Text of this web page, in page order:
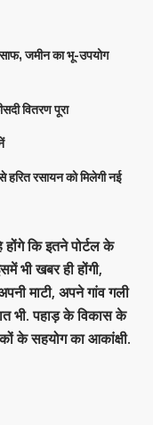
साफ, जमीन का भू-उपयोग
वितरण पूरा
रसायन को मिलेगी नई
कि इतने पोर्टल के
भी खबर ही होंगी,
माटी, अपने गांव गली
भी. पहाड़ के विकास के
के सहयोग का आकांक्षी.